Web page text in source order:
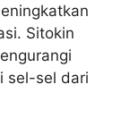
Sitokin
sel-sel dari